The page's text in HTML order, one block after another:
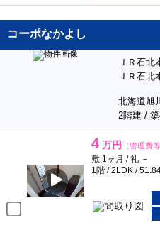
コーポなかよし
ＪＲ石北
ＪＲ石北
北海道旭
2階建 /
4 万円 （管理費
敷 1ヶ月 / 礼 －
1階 / 2LDK /